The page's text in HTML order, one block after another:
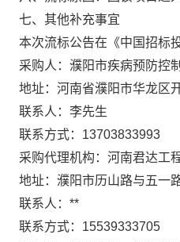
七、其他补充事宜
本次流标公告在《中国招标
采购人：濮阳市疾病预防控
地址：河南省濮阳市华龙区
联系人：李先生
联系方式： 13703833993
采购代理机构：河南君达工
地址：濮阳市历山路与五一
联系人：**
联系方式： 15539333705